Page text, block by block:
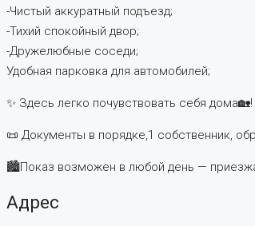
-Чистый аккуратный подъезд;
-Тихий спокойный двор;
-Дружелюбные соседи;
Удобная парковка для автомобилей;
✨ Здесь легко почувствовать себя дома🏡!
📜 Документы в порядке,1 собственник,
🏙️Показ возможен в любой день —
Адрес